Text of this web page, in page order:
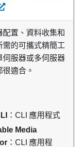
配置、資料收集和
需的可攜式精簡工
伺服器或多伺服器
適合。
：CLI 應用程式
Media
：CLI 應用程